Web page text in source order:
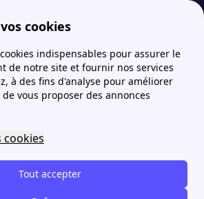
cookies
indispensables pour assurer le
de notre site et fournir nos services
à des fins d'analyse pour améliorer
vous proposer des annonces
cookies
Tout accepter
More Lexique de l'énergie : définitions de G à I Gazoduc